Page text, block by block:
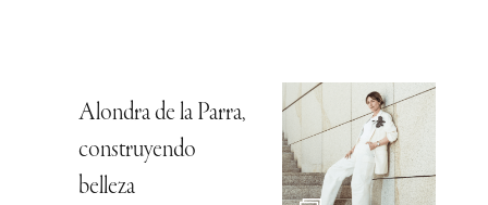
Alondra de la Parra,
construyendo
belleza